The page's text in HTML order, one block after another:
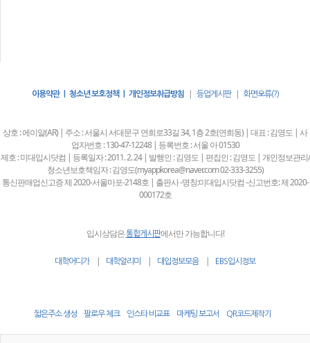
이용약관 | 청소년 보호정책 | 개인정보취급방침| 등업게시판| 화면오류(?)
상호 : 에이알(AR) | 주소 : 서울시 서대문구 연희로33길 34, 1층 2호(연희동) | 대표 : 김영도 | 사
업자번호 : 130-47-12248 | 등록번호 : 서울 아 01530
제호 : 미대입시닷컴 | 등록일자 : 2011. 2. 24 | 발행인 : 김영도 | 편집인 : 김영도 | 개인정보관리/
청소년보호책임자 : 김영도(myappkorea@naver.com 02-333-3255)
통신판매업신고증 제 2020-서울마포-2148호 | 출판사 -명칭:미대입시닷컴 -신고번호: 제 2020-
000172호
입시상담은통합게시판에서만 가능합니다!
대학어디가| 대학알리미 | 대입정보모음| EBS입시정보
짧은주소 생성 팔로우 체크 인스타 비교표 마케팅 보고서 QR코드제작기